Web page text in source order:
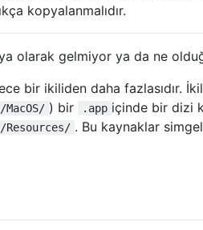
kopyalanmalıdır.
olarak gelmiyor ya da ne
bir ikiliden daha fazlasıdır.
) bir .app içinde bir dizi
Resources/ . Bu kaynaklar